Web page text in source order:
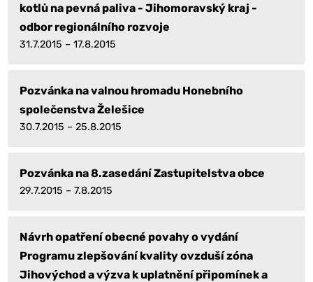
kotlů na pevná paliva - Jihomoravský kraj -
odbor regionálního rozvoje
31.7.2015 – 17.8.2015
Pozvánka na valnou hromadu Honebního
společenstva Želešice
30.7.2015 – 25.8.2015
Pozvánka na 8.zasedání Zastupitelstva obce
29.7.2015 – 7.8.2015
Návrh opatření obecné povahy o vydání
Programu zlepšování kvality ovzduší zóna
Jihovýchod a výzva k uplatnění připomínek a